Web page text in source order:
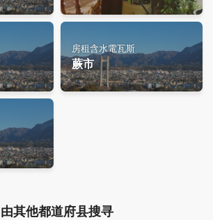
房租含水電瓦斯
蕨市
由其他都道府县搜寻